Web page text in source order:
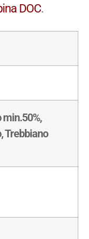
DOC.
Trebbiano